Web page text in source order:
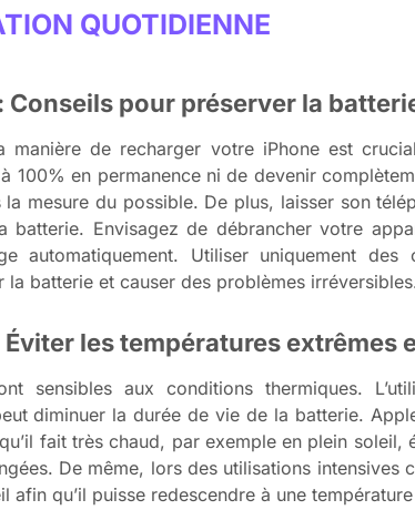
QUOTIDIENNE
pour préserver la
manière de recharger votre iPhone est
à 100% en permanence ni de devenir
mesure du possible. De plus, laisser son
batterie. Envisagez de débrancher votre
automatiquement. Utiliser uniquement
batterie et causer des problèmes
les températures extrêmes
sensibles aux conditions thermiques.
diminuer la durée de vie de la batterie.
fait très chaud, par exemple en plein
De même, lors des utilisations
qu’il puisse redescendre à une